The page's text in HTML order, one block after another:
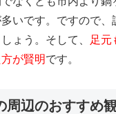
いです。ですので、
ょう。そして、
足元
が賢明です。
周辺のおすすめ